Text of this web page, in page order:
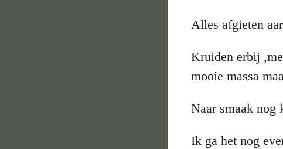
Alles afgieten
Kruiden erbij
mooie massa
Naar smaak nog
Ik ga het nog